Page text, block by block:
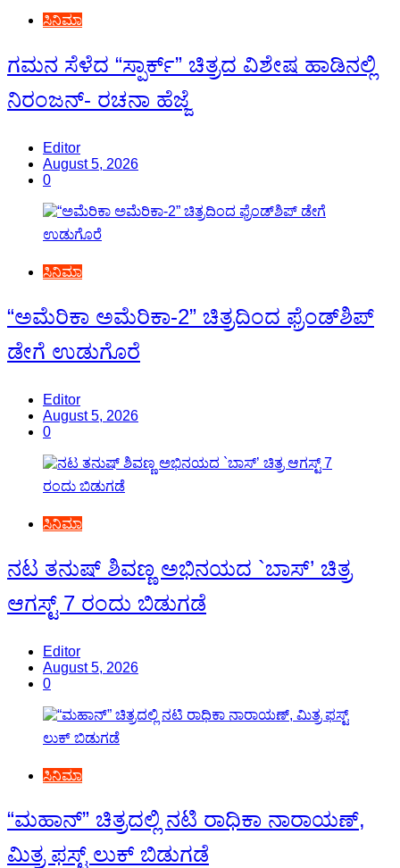
ಸಿನಿಮಾ
ಗಮನ ಸೆಳೆದ “ಸ್ಪಾರ್ಕ್” ಚಿತ್ರದ ವಿಶೇಷ ಹಾಡಿನಲ್ಲಿ
ನಿರಂಜನ್- ರಚನಾ ಹೆಜ್ಜೆ
Editor
August 5, 2026
0
ಸಿನಿಮಾ
“ಅಮೆರಿಕಾ ಅಮೆರಿಕಾ-2” ಚಿತ್ರದಿಂದ ಫ್ರೆಂಡ್‍ಶಿಪ್
ಡೇಗೆ ಉಡುಗೊರೆ
Editor
August 5, 2026
0
ಸಿನಿಮಾ
ನಟ ತನುಷ್ ಶಿವಣ್ಣ ಅಭಿನಯದ `ಬಾಸ್’ ಚಿತ್ರ
ಆಗಸ್ಟ್ 7 ರಂದು ಬಿಡುಗಡೆ
Editor
August 5, 2026
0
ಸಿನಿಮಾ
“ಮಹಾನ್” ಚಿತ್ರದಲ್ಲಿ ನಟಿ ರಾಧಿಕಾ ನಾರಾಯಣ್,
ಮಿತ್ರ ಫಸ್ಟ್ ಲುಕ್ ಬಿಡುಗಡೆ